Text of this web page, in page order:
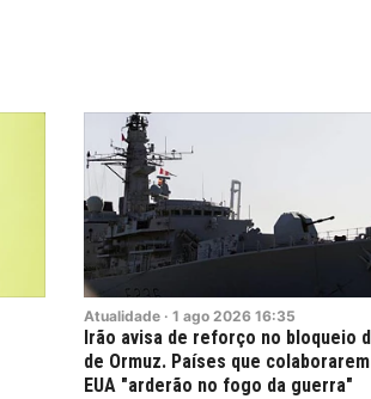
Atualidade · 1 ago 2026 16:35
Irão avisa de reforço no bloqueio
de Ormuz. Países que
EUA "arderão no fogo da guerra"